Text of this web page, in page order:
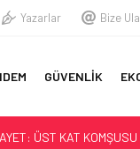
Yazarlar Bize
GÜVENLİK
EŞİ VE KIZI TOPRAĞA